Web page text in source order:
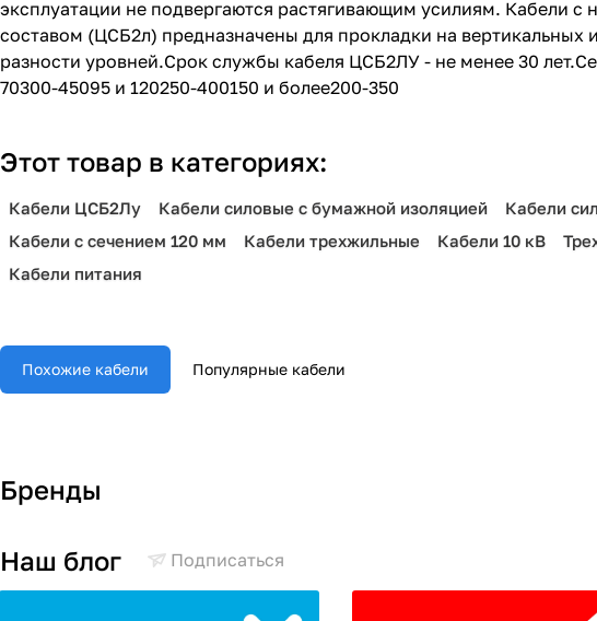
эксплуатации не подвергаются растягивающим усилиям. Кабели
составом (ЦСБ2л) предназначены для прокладки на вертикальных
разности уровней.Срок службы кабеля ЦСБ2ЛУ - не менее 30
70300-45095 и 120250-400150 и более200-350
Этот товар в категориях:
Кабели ЦСБ2Лу Кабели силовые с бумажной изоляцией Кабели
Кабели с сечением 120 мм
Кабели трехжильные Кабели 10 кВ
Кабели питания
Похожие кабели Популярные кабели
Бренды
Наш блог Подписаться